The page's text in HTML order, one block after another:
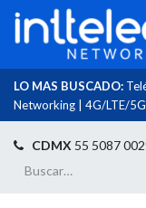
LO MAS BUSCADO:
Networking
4G/LTE/5G
CDMX 55 5087